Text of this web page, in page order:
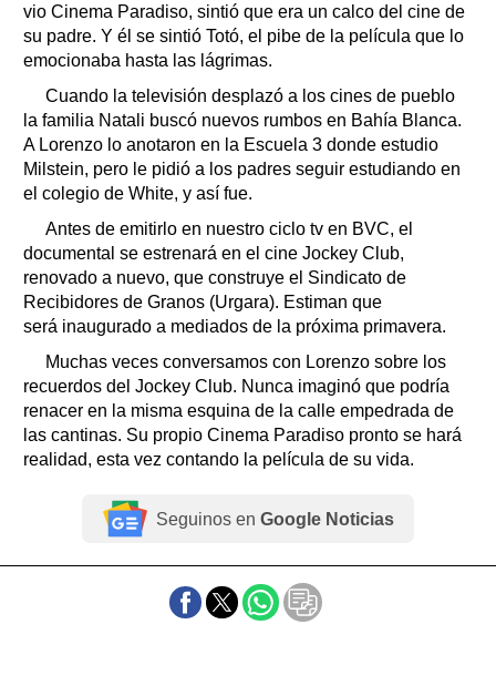
vio Cinema Paradiso, sintió que era un calco del cine de
su padre. Y él se sintió Totó, el pibe de la película que lo
emocionaba hasta las lágrimas.
Cuando la televisión desplazó a los cines de pueblo
la familia Natali buscó nuevos rumbos en Bahía Blanca.
A Lorenzo lo anotaron en la Escuela 3 donde estudio
Milstein, pero le pidió a los padres seguir estudiando en
el colegio de White, y así fue.
Antes de emitirlo en nuestro ciclo tv en BVC, el
documental se estrenará en el cine Jockey Club,
renovado a nuevo, que construye el Sindicato de
Recibidores de Granos (Urgara). Estiman que
será inaugurado a mediados de la próxima primavera.
Muchas veces conversamos con Lorenzo sobre los
recuerdos del Jockey Club. Nunca imaginó que podría
renacer en la misma esquina de la calle empedrada de
las cantinas. Su propio Cinema Paradiso pronto se hará
realidad, esta vez contando la película de su vida.
Seguinos en Google Noticias